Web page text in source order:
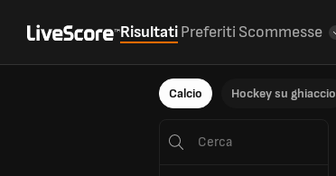
RisultatiPreferiti Scommesse
Calcio Hockey su ghiaccio